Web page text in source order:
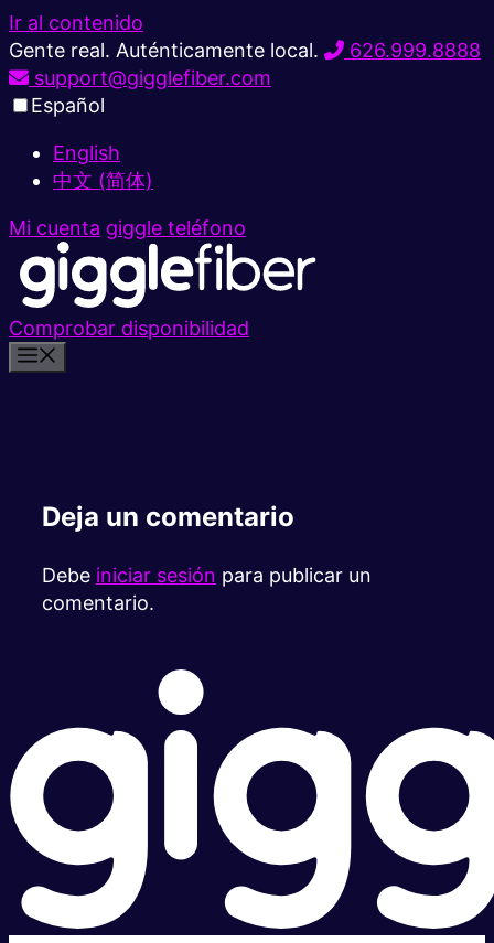
Ir al contenido
Gente real. Auténticamente local.
626.999.8888
support@gigglefiber.com
Español
English
中文 (简体)
Mi cuenta giggle teléfono
Comprobar disponibilidad
Deja un comentario
Debe iniciar sesión para publicar un
comentario.